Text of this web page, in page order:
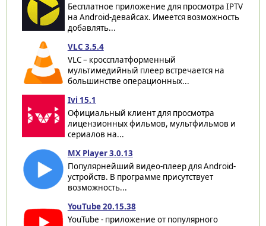
Бесплатное приложение для просмотра IPTV
на Android-девайсах. Имеется возможность
добавлять...
VLC 3.5.4
VLC – кроссплатформенный
мультимедийный плеер встречается на
большинстве операционных...
Ivi 15.1
Официальный клиент для просмотра
лицензионных фильмов, мультфильмов и
сериалов на...
MX Player 3.0.13
Популярнейший видео-плеер для Android-
устройств. В программе присутствует
возможность...
YouTube 20.15.38
YouTube - приложение от популярного